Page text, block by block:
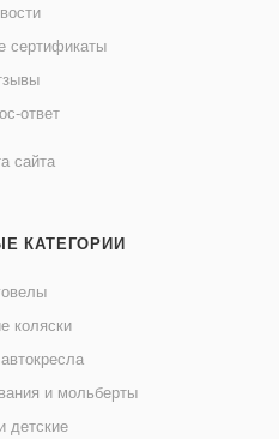
сертификаты
ответ
сайта
КАТЕГОРИИ
коляски
и мольберты
детские